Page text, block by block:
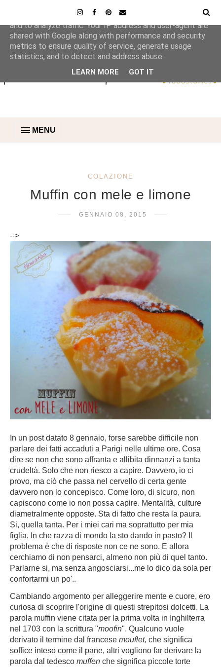
MENU
COLAZIONE
Muffin con mele e limone
GENNAIO 08, 2015
-->
In un post datato 8 gennaio, forse sarebbe difficile non
parlare dei fatti accaduti a Parigi nelle ultime ore. Cosa
dire se non che sono affranta e allibita dinnanzi a tanta
crudeltà. Solo che non riesco a capire. Davvero, io ci
provo, ma ciò che passa nel cervello di certa gente
davvero non lo concepisco. Come loro, di sicuro, non
capiscono come io non possa capire. Mentalità, culture
diametralmente opposte. Sta di fatto che resta la paura.
Si, quella tanta. Per i miei cari ma soprattutto per mia
figlia. In che razza di mondo la sto dando in pasto? Il
problema è che di risposte non ce ne sono. E allora
cerchiamo di non pensarci, almeno non più di quel tanto.
Parlarne si, ma senza angosciarsi...me lo dico da sola per
confortarmi un po'..
Cambiando argomento per alleggerire mente e cuore, ero
curiosa di scoprire l'origine di questi strepitosi dolcetti. La
parola muffin viene citata per la prima volta in Inghilterra
nel 1703 con la scrittura "moofin". Qualcuno vuole
derivato il termine dal francese mouflet, che significa
soffice inteso come il pane, altri vogliono far derivare la
parola dal tedesco muffen che significa piccole torte
This site uses cookies from Google to deliver its services
and to analyze traffic. Your IP address and user-agent are
shared with Google along with performance and security
metrics to ensure quality of service, generate usage
statistics, and to detect and address abuse.
LEARN MORE GOT IT